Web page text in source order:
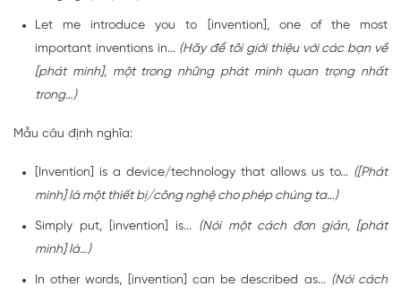
Let me introduce you to [invention], one of the most
important inventions in... (Hãy để tôi giới thiệu với các bạn về
[phát minh], một trong những phát minh quan trọng nhất
trong…)
Mẫu câu định nghĩa:
[Invention] is a device/technology that allows us to... ([Phát
minh] là một thiết bị/công nghệ cho phép chúng ta…)
Simply put, [invention] is... (Nói một cách đơn giản, [phát
minh] là…)
In other words, [invention] can be described as... (Nói cách